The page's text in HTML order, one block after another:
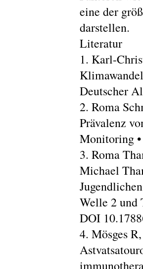
eine der
darstellen.
Literatur
1. Karl-
Deutscher
2. Roma
Prävalenz
Monitoring
3. Roma
Michael
Welle 2 und
DOI
4. Mösges